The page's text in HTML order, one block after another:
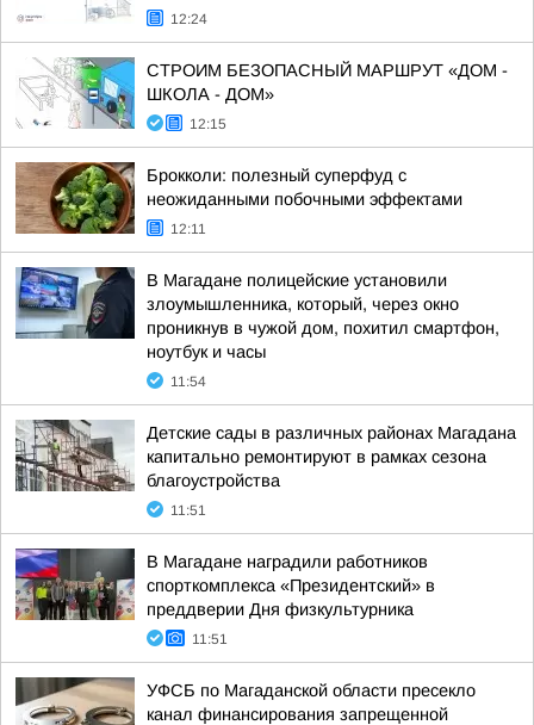
12:24
СТРОИМ БЕЗОПАСНЫЙ МАРШРУТ «ДОМ -
ШКОЛА - ДОМ»
12:15
Брокколи: полезный суперфуд с
неожиданными побочными эффектами
12:11
В Магадане полицейские установили
злоумышленника, который, через окно
проникнув в чужой дом, похитил смартфон,
ноутбук и часы
11:54
Детские сады в различных районах Магадана
капитально ремонтируют в рамках сезона
благоустройства
11:51
В Магадане наградили работников
спорткомплекса «Президентский» в
преддверии Дня физкультурника
11:51
УФСБ по Магаданской области пресекло
канал финансирования запрещенной